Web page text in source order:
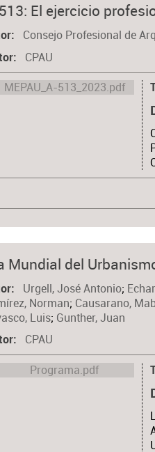
El ejercicio
Consejo Profesional de
CPAU
Mundial del
Urgell, José Antonio;
Norman; Causarano,
Luis; Gunther, Juan
CPAU